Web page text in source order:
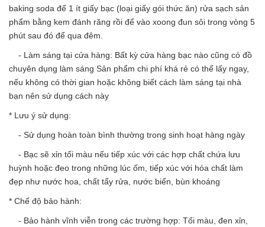
baking soda để 1 ít giấy bạc (loại giấy gói thức ăn) rửa sạch sản
phẩm bằng kem đánh răng rồi để vào xoong đun sôi trong vòng 5
phút sau đó để qua đêm.
- Làm sáng tại cửa hàng: Bất kỳ cửa hàng bạc nào cũng có đồ
chuyên dụng làm sáng Sản phẩm chi phí khá rẻ có thể lấy ngay,
nếu không có thời gian hoặc không biết cách làm sáng tại nhà
bạn nên sử dụng cách này
* Lưu ý sử dụng:
- Sử dụng hoàn toàn bình thường trong sinh hoạt hàng ngày
- Bạc sẽ xỉn tối màu nếu tiếp xúc với các hợp chất chứa lưu
huỳnh hoặc đeo trong những lúc ốm, tiếp xúc với hóa chất làm
đẹp như nước hoa, chất tẩy rửa, nước biển, bùn khoáng
* Chế độ bảo hành:
- Bảo hành vĩnh viễn trong các trường hợp: Tối màu, đen xỉn,